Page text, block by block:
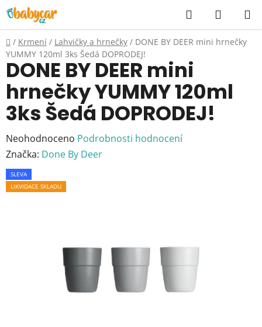
Přejít
na
obsah
Hledat
KOŠÍK
Domů
/ Krmení / Lahvičky a hrnečky / DONE BY DEER mini hrnečky
YUMMY 120ml 3ks Šedá DOPRODEJ!
DONE BY DEER mini
hrnečky YUMMY 120ml
3ks Šedá DOPRODEJ!
Průměrné
hodnocení
produktu
je
Neohodnoceno Podrobnosti hodnocení
Značka: Done By Deer
SLEVA
LIKVIDACE SKLADU